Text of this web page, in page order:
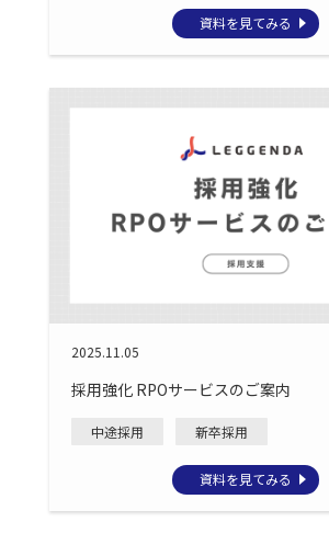
資料を見てみる
2025.11.05
採用強化 RPOサービスのご案内
中途採用 新卒採用
資料を見てみる